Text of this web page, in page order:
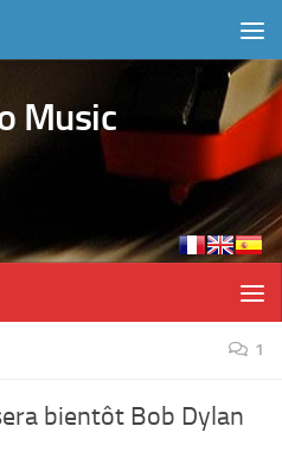
Music
1
bientôt Bob Dylan